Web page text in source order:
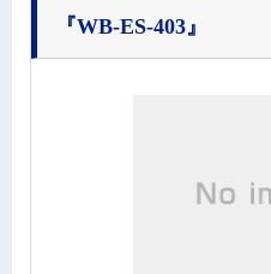
『WB-ES-403』